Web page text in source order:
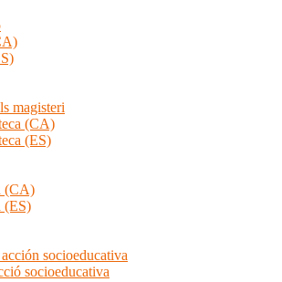
magisteri
(CA)
(ES)
(CA)
(ES)
socioeducativa
socioeducativa